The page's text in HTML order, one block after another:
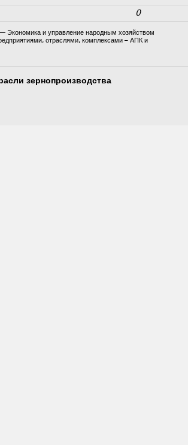
0
Экономика и управление народным хозяйством
отраслями, комплексами – АПК и
зернопроизводства